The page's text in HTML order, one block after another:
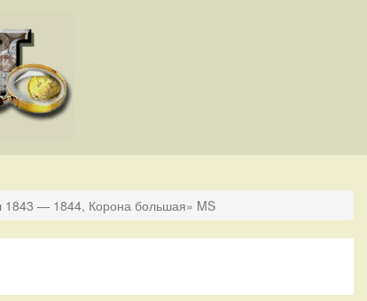
— 1844, Корона большая» MS